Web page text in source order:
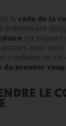
le code de la
préliminaire
est souvent
pour avoir
confiance en soi
du premier coup
LE